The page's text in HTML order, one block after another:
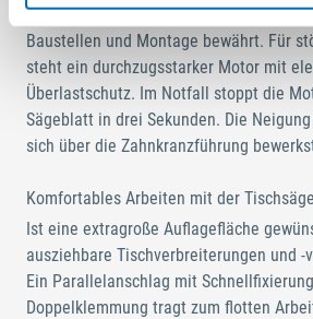
Rohrrahmenkonstruktion für härteste
Baustellen und Montage bewährt. Für
steht ein durchzugsstarker Motor mit
Überlastschutz. Im Notfall stoppt die
Sägeblatt in drei Sekunden. Die
sich über die Zahnkranzführung
Komfortables Arbeiten mit der Tischsäge
Ist eine extragroße Auflagefläche
ausziehbare Tischverbreiterungen und -
Ein Parallelanschlag mit
Doppelklemmung tragt zum flotten